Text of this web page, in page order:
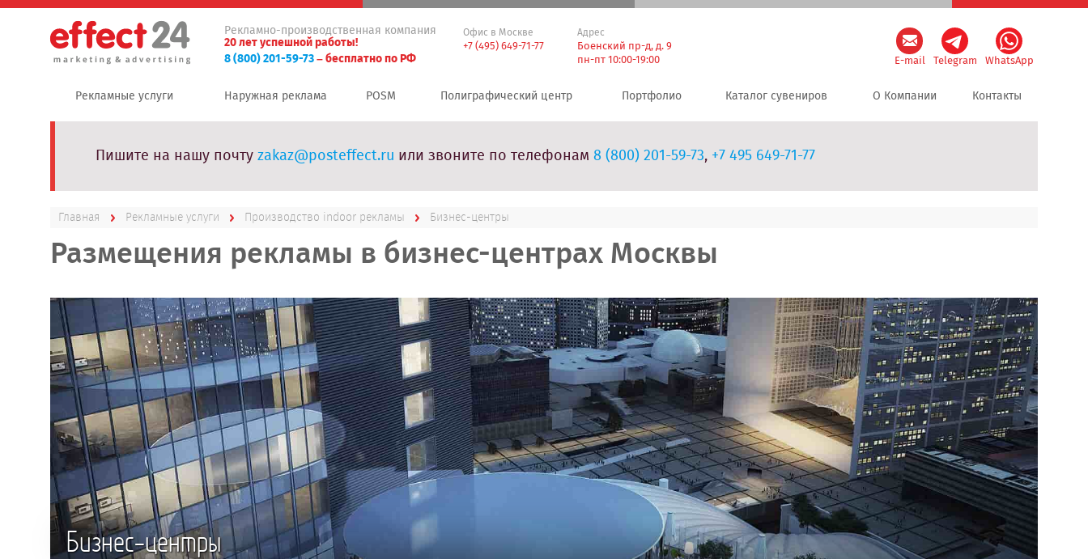
Рекламно-производственная компания
20 лет успешной работы!
8 (800) 201-59-73– бесплатно по РФ
Офис в Москве
+7 (495) 649-71-77
Адрес
Боенский пр-д, д. 9
пн-пт 10:00-19:00
E-mail Telegram WhatsApp
Рекламные услуги Наружная реклама POSM Полиграфический центр Портфолио Каталог сувениров О Компании Контакты
Пишите на нашу почтуzakaz@posteffect.ru или звоните по телефонам 8 (800) 201-59-73, +7 495 649-71-77
Главная Рекламные услуги Производство indoor рекламы Бизнес-центры
Размещения рекламы в бизнес-центрах Москвы
Бизнес-центры